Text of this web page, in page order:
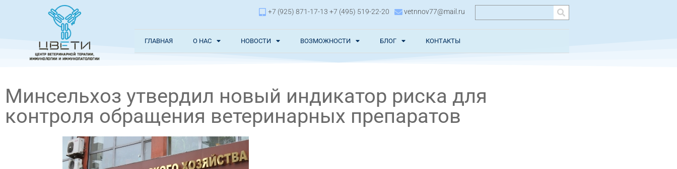
+7 (925) 871-17-13 +7 (495) 519-22-20 vetnnov77@mail.ru
ГЛАВНАЯ О НАС НОВОСТИ ВОЗМОЖНОСТИ БЛОГ КОНТАКТЫ
Минсельхоз утвердил новый индикатор риска для
контроля обращения ветеринарных препаратов